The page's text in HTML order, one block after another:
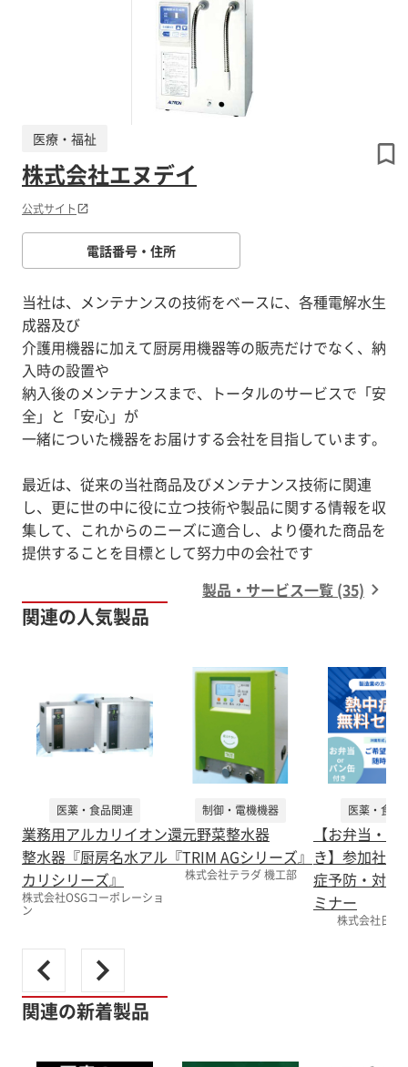
株式会社エヌデイ
医療・福祉
公式サイト
電話番号・住所
当社は、メンテナンスの技術をベースに、各種電解水生
成器及び
介護用機器に加えて厨房用機器等の販売だけでなく、納
入時の設置や
納入後のメンテナンスまで、トータルのサービスで「安
全」と「安心」が
一緒についた機器をお届けする会社を目指しています。
最近は、従来の当社商品及びメンテナンス技術に関連
し、更に世の中に役に立つ技術や製品に関する情報を収
集して、これからのニーズに適合し、より優れた商品を
提供することを目標として努力中の会社です
製品・サービス一覧 (35)
関連の人気製品
医薬・食品関連
業務用アルカリイオン
整水器『厨房名水アル
カリシリーズ』
株式会社OSGコーポレーショ
ン
制御・電機機器
還元野菜整水器
『TRIM AGシリーズ』
株式会社テラダ 機工部
医薬・食品
【お弁当・
き】参加社求
症予防・対
ミナー
株式会社日本
関連の新着製品